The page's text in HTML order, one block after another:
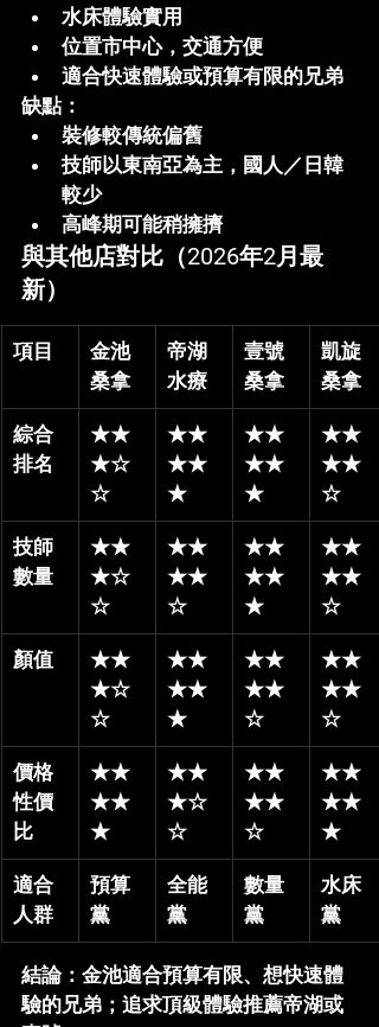
水床體驗實用
位置市中心，交通方便
適合快速體驗或預算有限的兄弟
缺點：
裝修較傳統偏舊
技師以東南亞為主，國人／日韓
較少
高峰期可能稍擁擠
與其他店對比（2026年2月最
新）
項目
金池
桑拿
帝湖
水療
壹號
桑拿
凱旋
桑拿
綜合
排名
★★
★☆
☆
★★
★★
★
★★
★★
★
★★
★★
☆
技師
數量
★★
★☆
☆
★★
★★
☆
★★
★★
★
★★
★★
☆
顏值
★★
★☆
☆
★★
★★
★
★★
★★
☆
★★
★★
☆
價格
性價
比
★★
★★
★
★★
★☆
☆
★★
★★
☆
★★
★★
★
適合
人群
預算
黨
全能
黨
數量
黨
水床
黨
結論：金池適合預算有限、想快速體
驗的兄弟；追求頂級體驗推薦帝湖或